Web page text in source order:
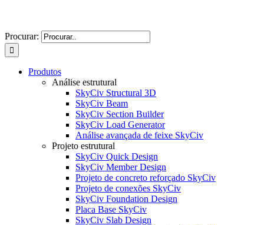
Procurar:
Produtos
Análise estrutural
SkyCiv Structural 3D
SkyCiv Beam
SkyCiv Section Builder
SkyCiv Load Generator
Análise avançada de feixe SkyCiv
Projeto estrutural
SkyCiv Quick Design
SkyCiv Member Design
Projeto de concreto reforçado SkyCiv
Projeto de conexões SkyCiv
SkyCiv Foundation Design
Placa Base SkyCiv
SkyCiv Slab Design